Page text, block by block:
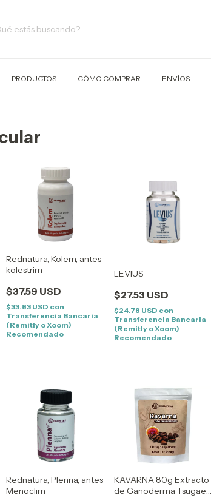
PRODUCTOS CÓMO COMPRAR ENVÍOS
Rednatura, Kolem, antes
kolestrim
$37.59 USD
$33.83 USD con
Transferencia Bancaria
(Remitly o Xoom)
Recomendado
LEVIUS
$27.53 USD
$24.78 USD con
Transferencia Bancaria
(Remitly o Xoom)
Recomendado
Rednatura, Plenna, antes
Menoclim
KAVARNA 80g Extracto
de Ganoderma Tsugae